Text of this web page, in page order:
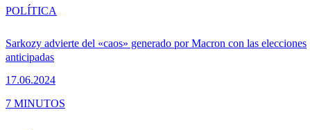
Sarkozy advierte del «caos» generado por Macron con las elecciones
anticipadas
17.06.2024
POLÍTICA
7 MINUTOS